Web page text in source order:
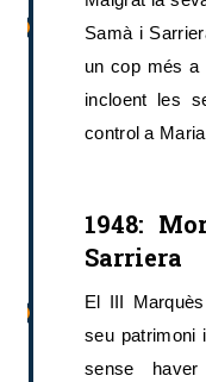
Samà i
un cop més a
incloent les
control a
1948:
Sarriera
El III
seu patrimoni
sense haver